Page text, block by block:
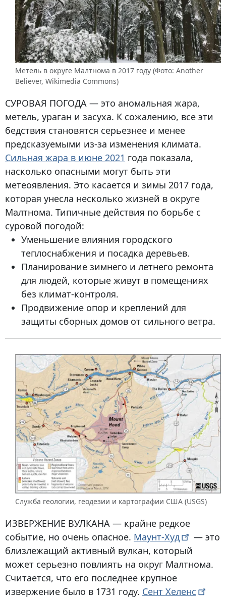
Метель в округе Малтнома в 2017 году (Фото: Another
Believer, Wikimedia Commons)
СУРОВАЯ ПОГОДА — это аномальная жара,
метель, ураган и засуха. К сожалению, все эти
бедствия становятся серьезнее и менее
предсказуемыми из-за изменения климата.
Сильная жара в июне 2021 года показала,
насколько опасными могут быть эти
метеоявления. Это касается и зимы 2017 года,
которая унесла несколько жизней в округе
Малтнома. Типичные действия по борьбе с
суровой погодой:
Уменьшение влияния городского
теплоснабжения и посадка деревьев.
Планирование зимнего и летнего ремонта
для людей, которые живут в помещениях
без климат-контроля.
Продвижение опор и креплений для
защиты сборных домов от сильного ветра.
Служба геологии, геодезии и картографии США (USGS)
ИЗВЕРЖЕНИЕ ВУЛКАНА — крайне редкое
событие, но очень опасное. Маунт-Худ
— это
близлежащий активный вулкан, который
может серьезно повлиять на округ Малтнома.
Считается, что его последнее крупное
извержение было в 1731 году. Сент Хеленс